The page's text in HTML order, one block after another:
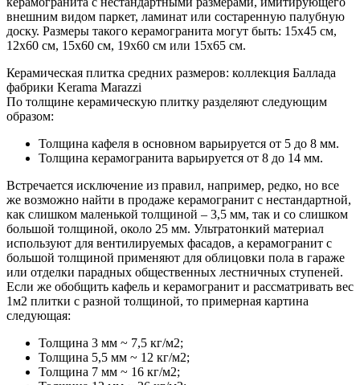
внешним видом паркет, ламинат или состаренную палубную
доску. Размеры такого керамогранита могут быть: 15х45 см,
12х60 см, 15х60 см, 19х60 см или 15х65 см.
Керамическая плитка средних размеров: коллекция Баллада
фабрики Kerama Marazzi
По толщине керамическую плитку разделяют следующим
образом:
Толщина кафеля в основном варьируется от 5 до 8 мм.
Толщина керамогранита варьируется от 8 до 14 мм.
Встречается исключение из правил, например, редко, но все
же возможно найти в продаже керамогранит с нестандартной,
как слишком маленькой толщиной – 3,5 мм, так и со слишком
большой толщиной, около 25 мм. Ультратонкий материал
используют для вентилируемых фасадов, а керамогранит с
большой толщиной применяют для облицовки пола в гараже
или отделки парадных общественных лестничных ступеней.
Если же обобщить кафель и керамогранит и рассматривать вес
1м2 плитки с разной толщиной, то примерная картина
следующая:
Толщина 3 мм ~ 7,5 кг/м2;
Толщина 5,5 мм ~ 12 кг/м2;
Толщина 7 мм ~ 16 кг/м2;